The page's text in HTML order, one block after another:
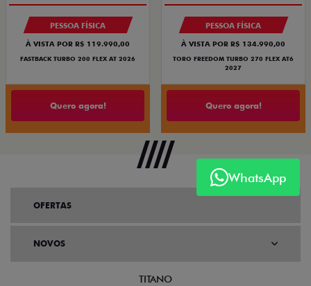
PESSOA FÍSICA
À VISTA POR R$ 119.990,00
FASTBACK TURBO 200 FLEX AT 2026
Quero agora!
PESSOA FÍSICA
À VISTA POR R$ 134.990,00
TORO FREEDOM TURBO 270 FLEX AT6
2027
Quero agora!
WhatsApp
OFERTAS
NOVOS
TITANO